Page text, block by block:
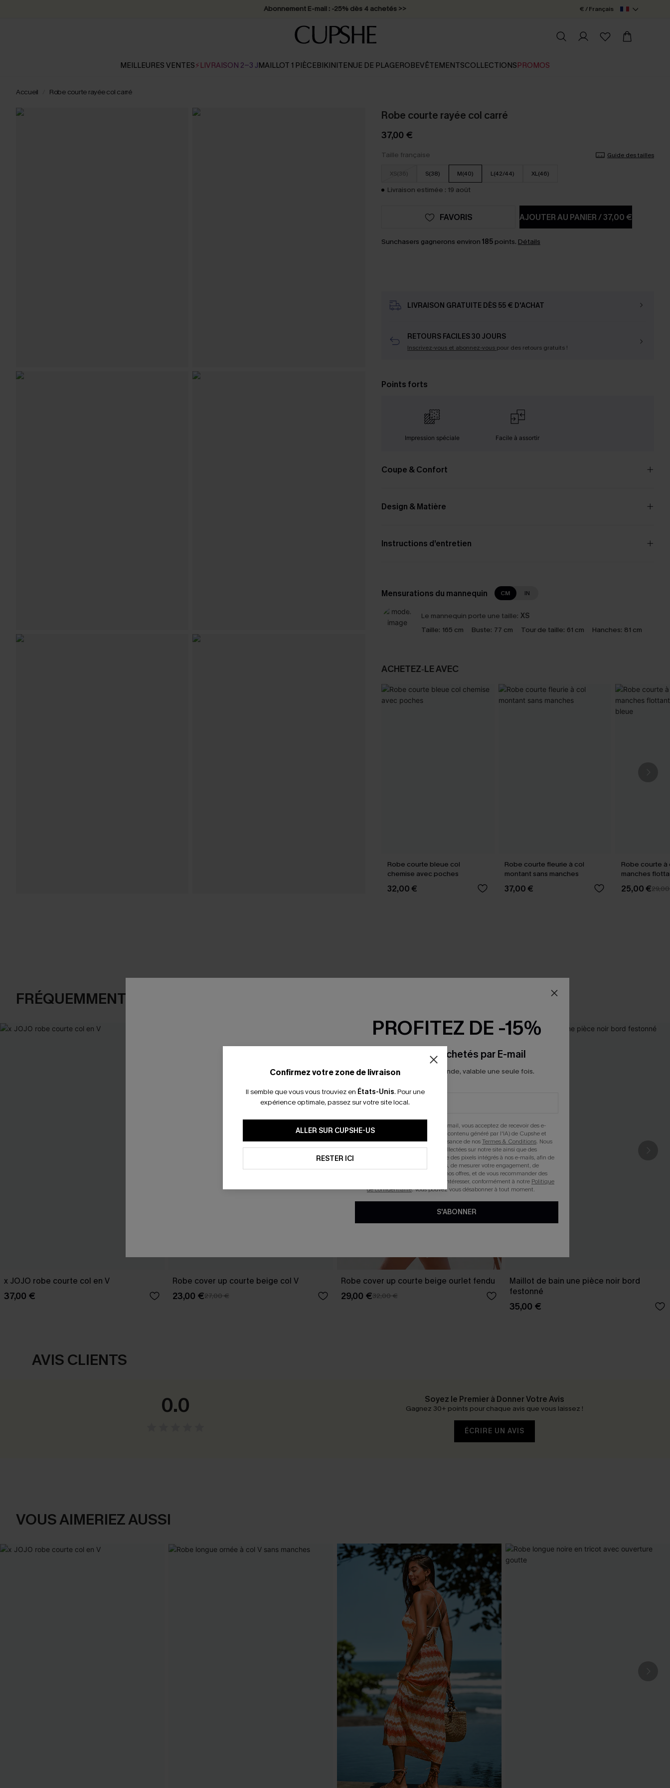
Abonnement E-mail : -25% dès 4 achetés >> € / Français
MEILLEURES VENTES⚡LIVRAISON 2-3 JMAILLOT 1 PIÈCEBIKINITENUE DE PLAGEROBEVÊTEMENTSCOLLECTIONSPROMOS
Accueil Robe courte rayée col carré
Robe courte rayée col carré
37,00 €
Taille française Guide des tailles
XS(36) S(38) M(40) L(42/44) XL(46)
Livraison estimée : 19 août
AJOUTER AU PANIER/37,00 €
FAVORIS
Sunchasers gagnerons environ 185points. Détails
LIVRAISON GRATUITE DÈS 55 € D'ACHAT
RETOURS FACILES 30 JOURS
Inscrivez-vous et abonnez-vous pour des retours gratuits !
Points forts
Impression spéciale Facile à assortir
Coupe & Confort
Design & Matière
Instructions d’entretien
Mensurations du mannequin CM IN
Le mannequin porte une taille: XS
Taille: 165 cm Buste: 77 cm Tour de taille: 61 cm Hanches: 81 cm
ACHETEZ‑LE AVEC
Robe courte bleue col
chemise avec poches
32,00 €
Robe courte fleurie à col
montant sans manches
37,00 €
Robe courte à
manches
rayures bleue
25,00 €
FRÉQUEMMENT ACHETÉS ENSEMBLE
x JOJO robe courte col en V
37,00 €
Robe cover up courte beige col V
23,00 €27,00 €
Robe cover up courte beige ourlet fendu
29,00 €32,00 €
Maillot de bain une pièce noir bord
festonné
35,00 €
AVIS CLIENTS
0.0 Soyez le Premier à Donner Votre Avis
Gagnez 30+ points pour chaque avis que vous laissez !
ÉCRIRE UN AVIS
VOUS AIMERIEZ AUSSI
Confirmez votre zone de livraison
Il semble que vous vous trouviez en États-Unis. Pour une
expérience optimale, passez sur votre site local.
ALLER SUR CUPSHE-US
RESTER ICI
PROFITEZ DE -15%
-15% dès 2 Achetés par E-mail
*Un code par commande, valable une seule fois.
En soumettant votre adresse e-mail, vous acceptez de recevoir des e-
mails marketing (y compris du contenu généré par l'IA) de Cupshe et
reconnaissez avoir pris connaissance de nosTermes & Conditions. Nous
pouvons utiliser les données collectées sur notre site ainsi que des
technologies de suivi, telles que des pixels intégrés à nos e-mails, afin de
savoir si ceux-ci ont été ouverts, de mesurer votre engagement, de
personnaliser nos contenus et nos offres, et de vous recommander des
produits susceptibles de vous intéresser, conformément à notre Politique
de confidentialité. Vous pouvez vous désabonner à tout moment.
S'ABONNER